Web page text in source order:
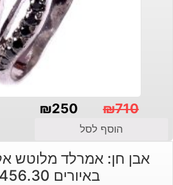
₪710
המקורי
היה:
₪250
הנוכחי
הוא:
הוסף לסל
אבן חן: אמרלד מלוטש
באיורים 456.30 קרט